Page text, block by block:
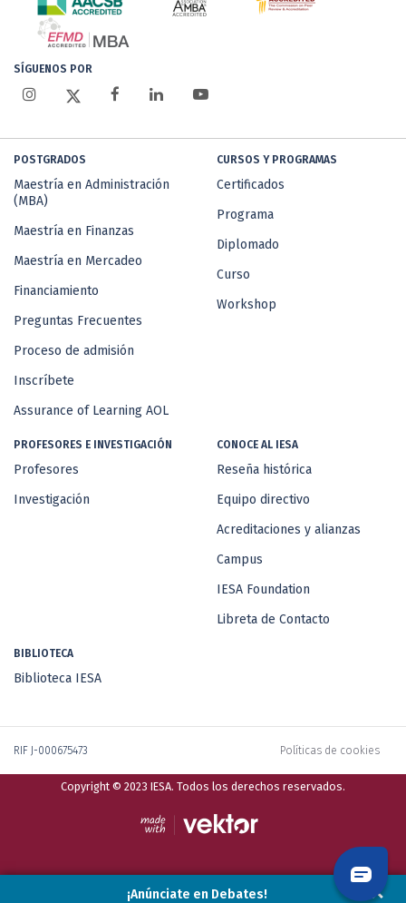
SÍGUENOS POR
POSTGRADOS
Maestría en Administración
(MBA)
Maestría en Finanzas
Maestría en Mercadeo
Financiamiento
Preguntas Frecuentes
Proceso de admisión
Inscríbete
Assurance of Learning AOL
CURSOS Y PROGRAMAS
Certificados
Programa
Diplomado
Curso
Workshop
PROFESORES E INVESTIGACIÓN
Profesores
Investigación
CONOCE AL IESA
Reseña histórica
Equipo directivo
Acreditaciones y alianzas
Campus
IESA Foundation
Libreta de Contacto
BIBLIOTECA
Biblioteca IESA
RIF J-000675473 Políticas de cookies
Copyright © 2023 IESA. Todos los derechos reservados.
¡Anúnciate en Debates!